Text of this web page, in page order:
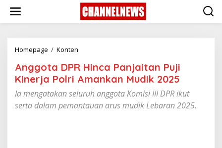
i
Homepage / Konten
g
g
o
t
a
Anggota DPR Hinca Panjaitan Puji
Kinerja Polri Amankan Mudik 2025
Ia mengatakan seluruh anggota Komisi III DPR ikut
serta dalam pemantauan arus mudik Lebaran 2025.